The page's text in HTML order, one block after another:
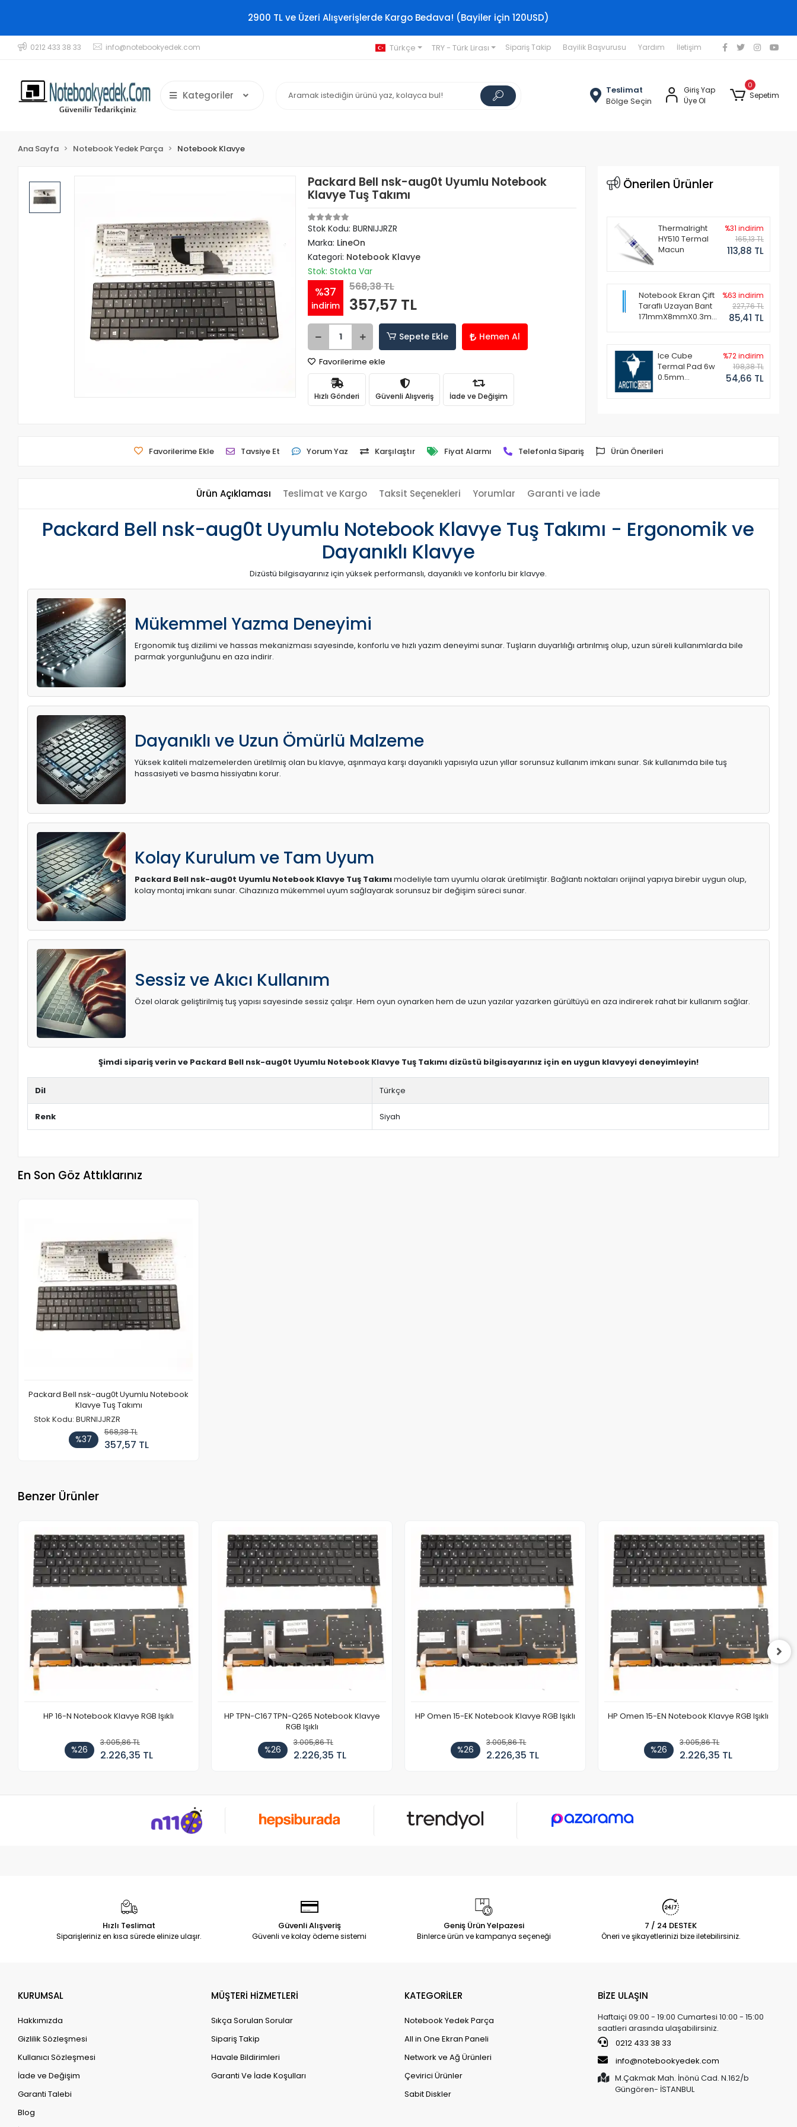
2900 TL ve Üzeri Alışverişlerde Kargo Bedava! (Bayiler için 120USD)
0212 433 38 33 info@notebookyedek.com Türkçe TRY - Türk Lirası Sipariş Takip Bayilik Başvurusu Yardım İletişim
Kategoriler
Teslimat
Bölge Seçin
Giriş Yap
Üye Ol
0
Sepetim
Ana Sayfa Notebook Yedek Parça Notebook Klavye
Packard Bell nsk-aug0t Uyumlu Notebook
Klavye Tuş Takımı
Stok Kodu: BURNIJJRZR
Marka: LineOn
Kategori: Notebook Klavye
Stok: Stokta Var
%37
indirim
568,38 TL
357,57 TL
Sepete Ekle Hemen Al
Favorilerime ekle
Hızlı Gönderi Güvenli Alışveriş İade ve Değişim
Önerilen Ürünler
Thermalright
HY510 Termal
Macun
%31 indirim
165,13 TL
113,88 TL
Notebook Ekran Çift
Taraflı Uzayan Bant
171mmX8mmX0.3mm
%63 indirim
227,76 TL
85,41 TL
Ice Cube
Termal Pad 6w
0.5mm
%72 indirim
198,38 TL
54,66 TL
Favorilerime Ekle Tavsiye Et Yorum Yaz Karşılaştır Fiyat Alarmı Telefonla Sipariş Ürün Önerileri
Ürün Açıklaması Teslimat ve Kargo Taksit Seçenekleri Yorumlar Garanti ve İade
Packard Bell nsk-aug0t Uyumlu Notebook Klavye Tuş Takımı - Ergonomik ve
Dayanıklı Klavye
Dizüstü bilgisayarınız için yüksek performanslı, dayanıklı ve konforlu bir klavye.
Mükemmel Yazma Deneyimi
Ergonomik tuş dizilimi ve hassas mekanizması sayesinde, konforlu ve hızlı yazım deneyimi sunar. Tuşların duyarlılığı artırılmış olup, uzun süreli kullanımlarda bile
parmak yorgunluğunu en aza indirir.
Dayanıklı ve Uzun Ömürlü Malzeme
Yüksek kaliteli malzemelerden üretilmiş olan bu klavye, aşınmaya karşı dayanıklı yapısıyla uzun yıllar sorunsuz kullanım imkanı sunar. Sık kullanımda bile tuş
hassasiyeti ve basma hissiyatını korur.
Kolay Kurulum ve Tam Uyum
Packard Bell nsk-aug0t Uyumlu Notebook Klavye Tuş Takımımodeliyle tam uyumlu olarak üretilmiştir. Bağlantı noktaları orijinal yapıya birebir uygun olup,
kolay montaj imkanı sunar. Cihazınıza mükemmel uyum sağlayarak sorunsuz bir değişim süreci sunar.
Sessiz ve Akıcı Kullanım
Özel olarak geliştirilmiş tuş yapısı sayesinde sessiz çalışır. Hem oyun oynarken hem de uzun yazılar yazarken gürültüyü en aza indirerek rahat bir kullanım sağlar.
Şimdi sipariş verin ve Packard Bell nsk-aug0t Uyumlu Notebook Klavye Tuş Takımı dizüstü bilgisayarınız için en uygun klavyeyi deneyimleyin!
Dil Türkçe
Renk Siyah
En Son Göz Attıklarınız
Packard Bell nsk-aug0t Uyumlu Notebook
Klavye Tuş Takımı
Stok Kodu: BURNIJJRZR
%37
568,38 TL
357,57 TL
Benzer Ürünler
HP 16-N Notebook Klavye RGB Işıklı
%26
3.005,86 TL
2.226,35 TL
HP TPN-C167 TPN-Q265 Notebook Klavye
RGB Işıklı
%26
3.005,86 TL
2.226,35 TL
HP Omen 15-EK Notebook Klavye RGB Işıklı
%26
3.005,86 TL
2.226,35 TL
HP Omen 15-EN Notebook Klavye RGB Işıklı
%26
3.005,86 TL
2.226,35 TL
Hızlı Teslimat
Siparişleriniz en kısa sürede elinize ulaşır.
Güvenli Alışveriş
Güvenli ve kolay ödeme sistemi
Geniş Ürün Yelpazesi
Binlerce ürün ve kampanya seçeneği
7 / 24 DESTEK
Öneri ve şikayetlerinizi bize iletebilirsiniz.
KURUMSAL
Hakkımızda
Gizlilik Sözleşmesi
Kullanıcı Sözleşmesi
İade ve Değişim
Garanti Talebi
Blog
MÜŞTERİ HİZMETLERİ
Sıkça Sorulan Sorular
Sipariş Takip
Havale Bildirimleri
Garanti Ve İade Koşulları
KATEGORİLER
Notebook Yedek Parça
All in One Ekran Paneli
Network ve Ağ Ürünleri
Çevirici Ürünler
Sabit Diskler
BİZE ULAŞIN
Haftaiçi 09:00 - 19:00 Cumartesi 10:00 - 15:00
saatleri arasında ulaşabilirsiniz.
0212 433 38 33
info@notebookyedek.com
M.Çakmak Mah. İnönü Cad. N.162/b
Güngören- İSTANBUL